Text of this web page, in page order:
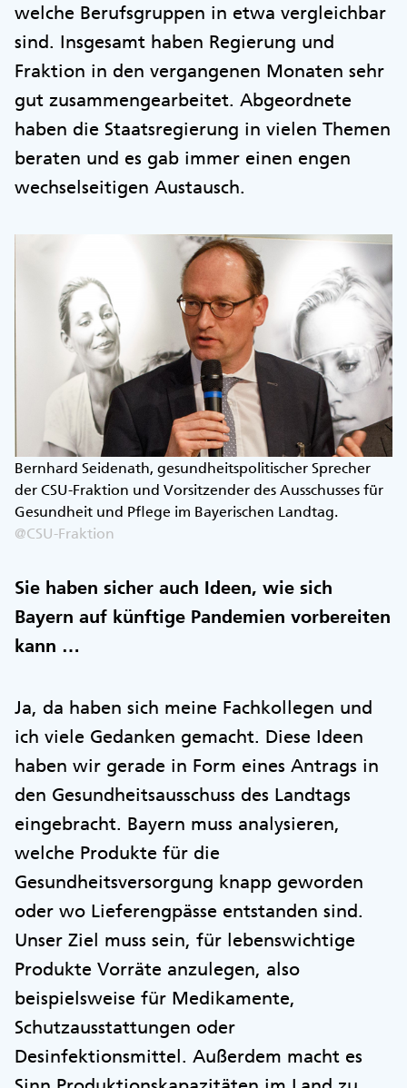
welche Berufsgruppen in etwa vergleichbar
sind. Insgesamt haben Regierung und
Fraktion in den vergangenen Monaten sehr
gut zusammengearbeitet. Abgeordnete
haben die Staatsregierung in vielen Themen
beraten und es gab immer einen engen
wechselseitigen Austausch.
Bernhard Seidenath, gesundheitspolitischer Sprecher
der CSU-Fraktion und Vorsitzender des Ausschusses für
Gesundheit und Pflege im Bayerischen Landtag.
@CSU-Fraktion
Sie haben sicher auch Ideen, wie sich
Bayern auf künftige Pandemien vorbereiten
kann …
Ja, da haben sich meine Fachkollegen und
ich viele Gedanken gemacht. Diese Ideen
haben wir gerade in Form eines Antrags in
den Gesundheitsausschuss des Landtags
eingebracht. Bayern muss analysieren,
welche Produkte für die
Gesundheitsversorgung knapp geworden
oder wo Lieferengpässe entstanden sind.
Unser Ziel muss sein, für lebenswichtige
Produkte Vorräte anzulegen, also
beispielsweise für Medikamente,
Schutzausstattungen oder
Desinfektionsmittel. Außerdem macht es